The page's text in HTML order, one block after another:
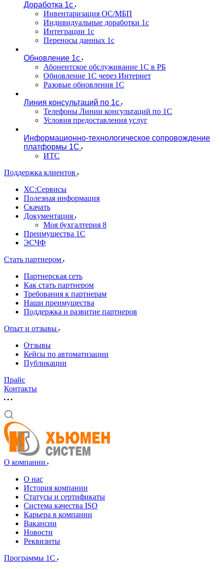
Доработка 1с
Инвентаризация ОС/МБП
Индивидуальные доработки 1с
Интеграции 1с
Переносы данных 1с
Обновление 1с
Абонентское обслуживание 1С в РБ
Обновление 1С через Интернет
Разовые обновления 1С
Линия консультаций по 1с
Телефоны Линии консультаций по 1С
Условия предоставления услуг
Информационно-технологическое сопровождение
платформы 1С
ИТС
Поддержка клиентов
ХС:Сервисы
Полезная информация
Скачать
Документация
Моя бухгалтерия 8
Преимущества 1С
ЭСЧФ
Стать партнером
Партнерская сеть
Как стать партнером
Требования к партнерам
Наши преимущества
Поддержка и развитие партнеров
Опыт и отзывы
Отзывы
Кейсы по автоматизации
Публикации
Прайс
Контакты
О компании
О нас
История компании
Статусы и сертификаты
Система качества ISO
Карьера в компании
Вакансии
Новости
Реквизиты
Программы 1С